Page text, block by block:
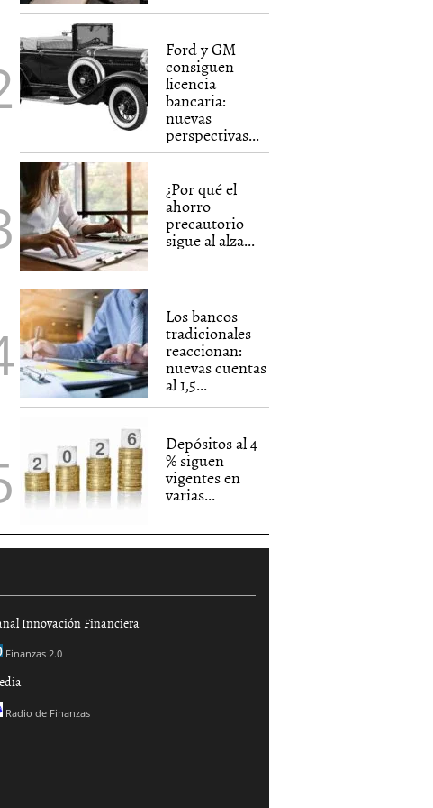
Ford y GM
consiguen
licencia
bancaria:
nuevas
perspectivas...
¿Por qué el
ahorro
precautorio
sigue al alza...
Los bancos
tradicionales
reaccionan:
nuevas cuentas
al 1,5...
Depósitos al 4
% siguen
vigentes en
varias...
Innovación Financiera
Finanzas 2.0
Radio de Finanzas